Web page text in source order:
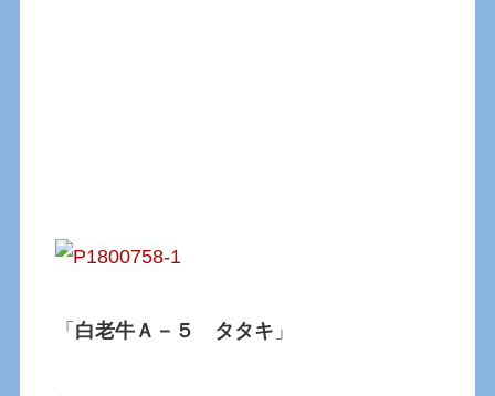
「 白老牛Ａ－５ タタキ 」